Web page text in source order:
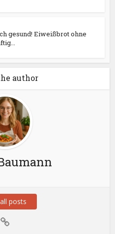
gesund! Eiweißbrot ohne
author
posts